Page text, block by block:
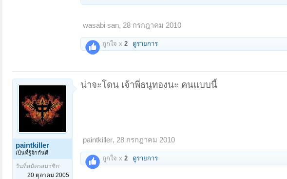
wasabi san, 28 กรกฎาคม 2010
ถูกใจ x 2 ดูรายการ
paintkiller
เป็นที่รู้จักกันดี
วันที่สมัครสมาชิก:
20 ตุลาคม 2005
น่าจะโดน เจ้าพี่ธนูทองนะ คนแบบนี้
paintkiller, 28 กรกฎาคม 2010
ถูกใจ x 2 ดูรายการ